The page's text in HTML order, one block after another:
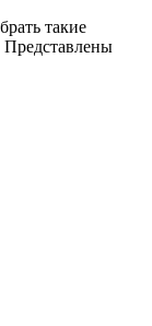
такие
Представлены